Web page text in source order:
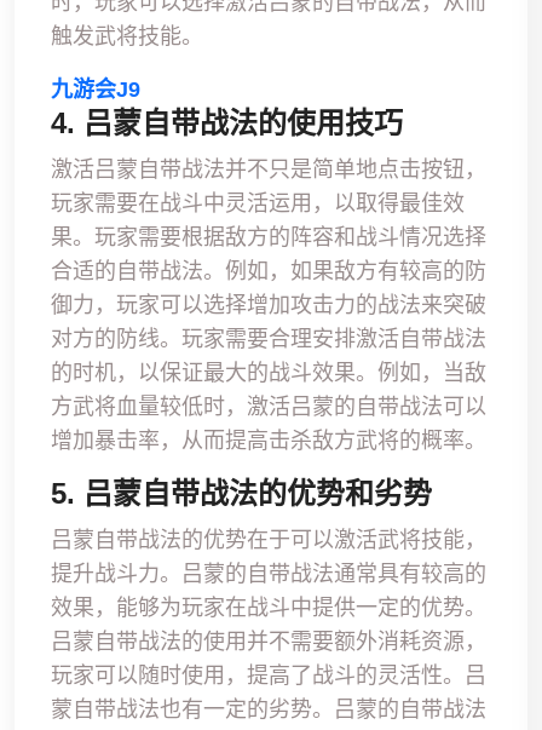
触发武将技能。
九游会J9
4. 吕蒙自带战法的使用技巧
激活吕蒙自带战法并不只是简单地点击按钮，
玩家需要在战斗中灵活运用，以取得最佳效
果。玩家需要根据敌方的阵容和战斗情况选择
合适的自带战法。例如，如果敌方有较高的防
御力，玩家可以选择增加攻击力的战法来突破
对方的防线。玩家需要合理安排激活自带战法
的时机，以保证最大的战斗效果。例如，当敌
方武将血量较低时，激活吕蒙的自带战法可以
增加暴击率，从而提高击杀敌方武将的概率。
5. 吕蒙自带战法的优势和劣势
吕蒙自带战法的优势在于可以激活武将技能，
提升战斗力。吕蒙的自带战法通常具有较高的
效果，能够为玩家在战斗中提供一定的优势。
吕蒙自带战法的使用并不需要额外消耗资源，
玩家可以随时使用，提高了战斗的灵活性。吕
蒙自带战法也有一定的劣势。吕蒙的自带战法